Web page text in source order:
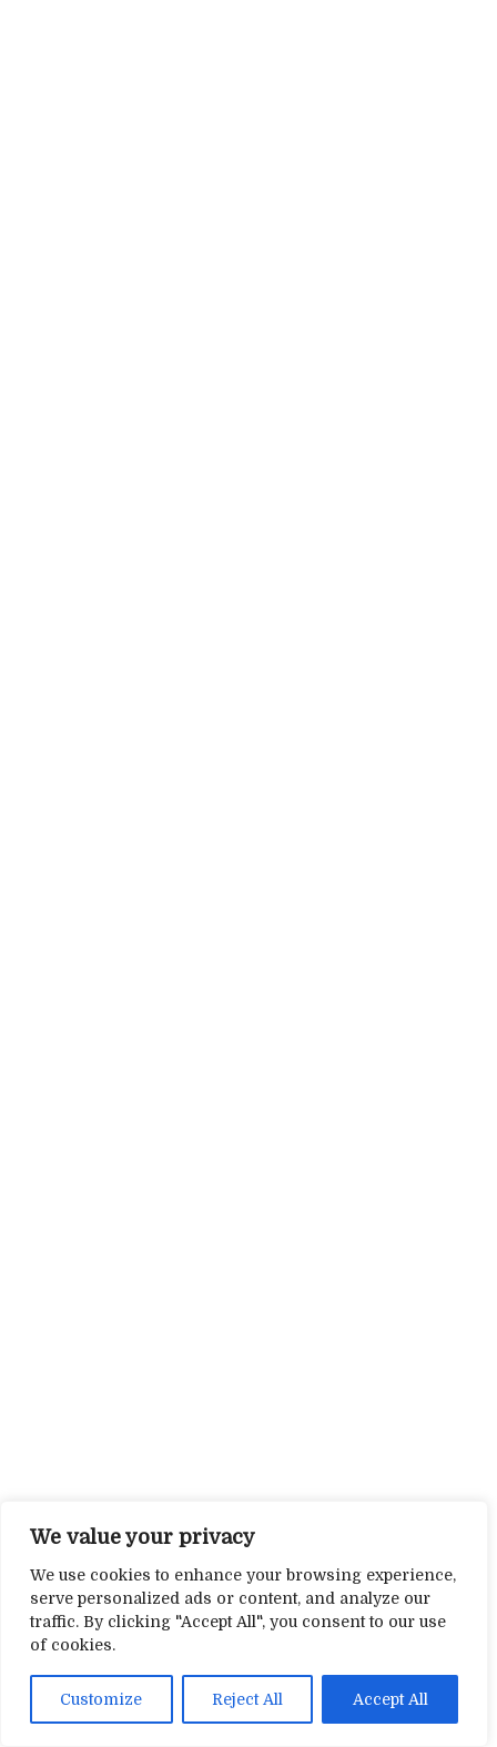
We value your privacy
We use cookies to enhance your browsing experience,
serve personalized ads or content, and analyze our
traffic. By clicking "Accept All", you consent to our use
of cookies.
Customize Reject All Accept All